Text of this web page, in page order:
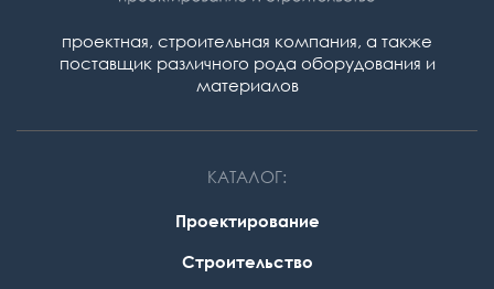
проектная, строительная компания, а также
поставщик различного рода оборудования и
материалов
КАТАЛОГ:
Проектирование
Строительство